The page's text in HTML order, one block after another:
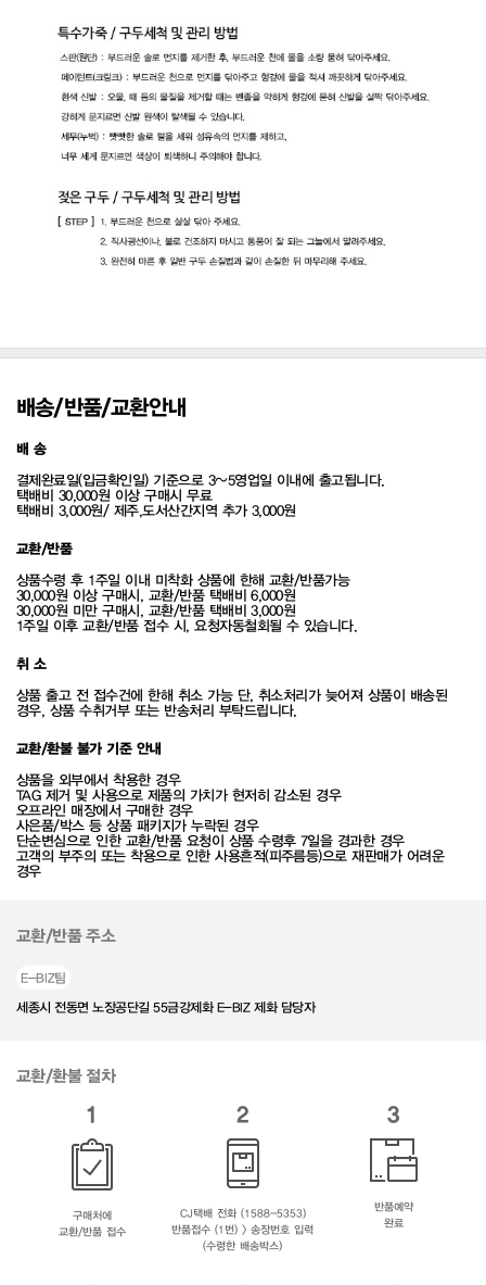
배송/반품/교환안내
배 송
결제완료일(입금확인일) 기준으로 3~5영업일 이내에 출고됩니다.
택배비 30,000원 이상 구매시 무료
택배비 3,000원/ 제주,도서산간지역 추가 3,000원
교환/반품
상품수령 후 1주일 이내 미착화 상품에 한해 교환/반품가능
30,000원 이상 구매시, 교환/반품 택배비 6,000원
30,000원 미만 구매시, 교환/반품 택배비 3,000원
1주일 이후 교환/반품 접수 시, 요청자동철회될 수 있습니다.
취 소
상품 출고 전 접수건에 한해 취소 가능 단, 취소처리가 늦어져 상품이 배송된
경우, 상품 수취거부 또는 반송처리 부탁드립니다.
교환/환불 불가 기준 안내
상품을 외부에서 착용한 경우
TAG 제거 및 사용으로 제품의 가치가 현저히 감소된 경우
오프라인 매장에서 구매한 경우
사은품/박스 등 상품 패키지가 누락된 경우
단순변심으로 인한 교환/반품 요청이 상품 수령후 7일을 경과한 경우
고객의 부주의 또는 착용으로 인한 사용흔적(피주름등)으로 재판매가 어려운
경우
교환/반품 주소
E-BIZ팀
세종시 전동면 노장공단길 55금강제화 E-BIZ 제화 담당자
교환/환불 절차
1
구매처에
교환/반품 접수
2
CJ택배 전화 (1588-5353)
반품접수 (1번) > 송장번호 입력
(수령한 배송박스)
3
반품예약
완료